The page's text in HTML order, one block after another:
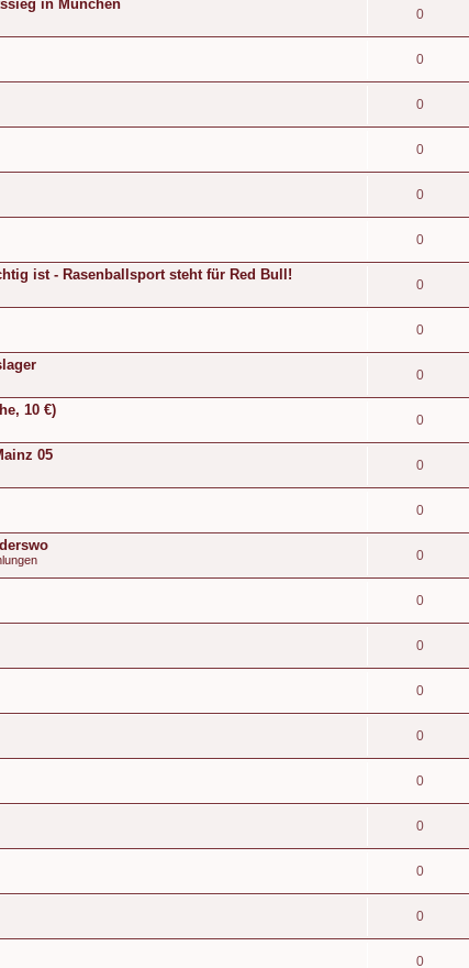
in München
0
0
0
0
0
0
ist - Rasenballsport steht für Red Bull!
0
0
0
10 €)
0
05
0
0
0
0
0
0
0
0
0
0
0
0